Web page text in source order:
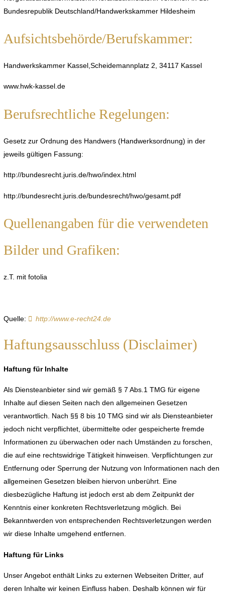
Bundesrepublik Deutschland/Handwerkskammer Hildesheim
Aufsichtsbehörde/Berufskammer:
Handwerkskammer Kassel,Scheidemannplatz 2, 34117 Kassel
www.hwk-kassel.de
Berufsrechtliche Regelungen:
Gesetz zur Ordnung des Handwers (Handwerksordnung) in der
jeweils gültigen Fassung:
http://bundesrecht.juris.de/hwo/index.html
http://bundesrecht.juris.de/bundesrecht/hwo/gesamt.pdf
Quellenangaben für die verwendeten
Bilder und Grafiken:
z.T. mit fotolia
Quelle: http://www.e-recht24.de
Haftungsausschluss (Disclaimer)
Haftung für Inhalte
Als Diensteanbieter sind wir gemäß § 7 Abs.1 TMG für eigene
Inhalte auf diesen Seiten nach den allgemeinen Gesetzen
verantwortlich. Nach §§ 8 bis 10 TMG sind wir als Diensteanbieter
jedoch nicht verpflichtet, übermittelte oder gespeicherte fremde
Informationen zu überwachen oder nach Umständen zu forschen,
die auf eine rechtswidrige Tätigkeit hinweisen. Verpflichtungen zur
Entfernung oder Sperrung der Nutzung von Informationen nach den
allgemeinen Gesetzen bleiben hiervon unberührt. Eine
diesbezügliche Haftung ist jedoch erst ab dem Zeitpunkt der
Kenntnis einer konkreten Rechtsverletzung möglich. Bei
Bekanntwerden von entsprechenden Rechtsverletzungen werden
wir diese Inhalte umgehend entfernen.
Haftung für Links
Unser Angebot enthält Links zu externen Webseiten Dritter, auf
deren Inhalte wir keinen Einfluss haben. Deshalb können wir für